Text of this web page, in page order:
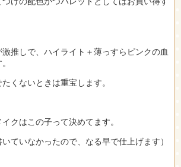
推しで、ハイライト＋薄っすらピンクの血
くないときは重宝します。
クはこの子って決めてます。
いていなかったので、なる早で仕上げます）